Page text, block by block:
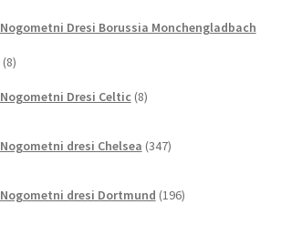
Nogometni Dresi Borussia Monchengladbach
88
Nogometni Dresi Celtic 8izdelkov
Nogometni dresi Chelsea 347izdelkov
Nogometni dresi Dortmund 196izdelkov